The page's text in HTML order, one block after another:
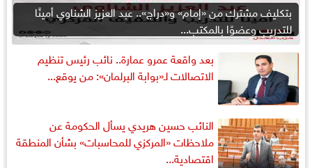
بتكليف مشترك من «إمام» و«دراج».. عبد العزيز الشناوي أمينًا
للتدريب وعضوًا بالمكتب...
بعد واقعة عمرو عمارة.. نائب رئيس تنظيم
الاتصالات لـ«بوابة البرلمان»: من يوقع...
النائب حسين هريدي يسأل الحكومة عن
ملاحظات «المركزي للمحاسبات» بشأن المنطقة
اقتصادية...